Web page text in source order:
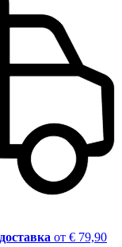
от € 79,90